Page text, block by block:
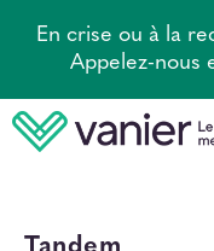
contenu
principal
En crise ou à la
Appelez-nous
navigation
Prestations de